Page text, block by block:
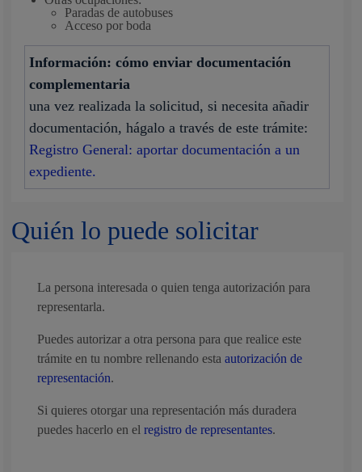
Paradas de autobuses
Acceso por boda
Información: cómo enviar documentación
complementaria
una vez realizada la solicitud, si necesita añadir
documentación, hágalo a través de este trámite:
Registro General: aportar documentación a un
expediente.
Quién lo puede solicitar
La persona interesada o quien tenga autorización para
representarla.
Puedes autorizar a otra persona para que realice este
trámite en tu nombre rellenando estaautorización de
representación.
Si quieres otorgar una representación más duradera
puedes hacerlo en elregistro de representantes.